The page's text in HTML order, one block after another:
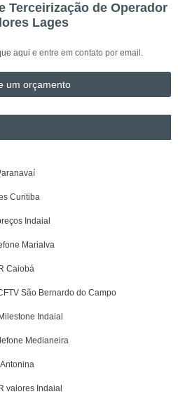
Terceirização de Operador
Lages
aqui e entre em contato por email.
um orçamento
Curitiba
Indaial
Marialva
Caiobá
São Bernardo do Campo
Indaial
Medianeira
valores Indaial